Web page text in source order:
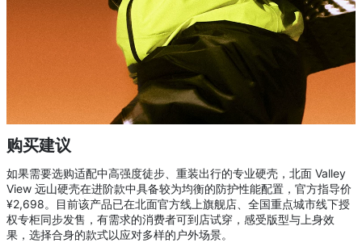
购买建议
如果需要选购适配中高强度徒步、重装出行的专业硬壳，北面 Valley
View 远山硬壳在进阶款中具备较为均衡的防护性能配置，官方指导价
¥2,698。目前该产品已在北面官方线上旗舰店、全国重点城市线下授
权专柜同步发售，有需求的消费者可到店试穿，感受版型与上身效
果，选择合身的款式以应对多样的户外场景。